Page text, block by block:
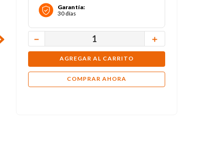
Garantía:
30 días
＋
－
AGREGAR AL CARRITO
COMPRAR AHORA